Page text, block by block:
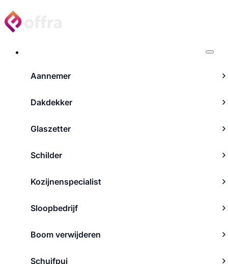
Aannemer
Dakdekker
Glaszetter
Schilder
Kozijnenspecialist
Sloopbedrijf
Boom verwijderen
Schuifpui